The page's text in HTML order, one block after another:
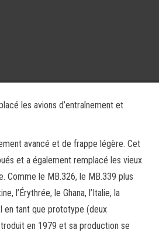
les avions d’entraînement et
avancé et de frappe légère. Cet
et a également remplacé les vieux
Comme le MB.326, le MB.339 plus
l’Érythrée, le Ghana, l’Italie, la
en tant que prototype (deux
en 1979 et sa production se